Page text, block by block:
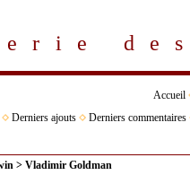
Accueil
Derniers ajouts Derniers commentaires
> Vladimir Goldman